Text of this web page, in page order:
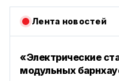
Лента новостей
«Электрические
модульных